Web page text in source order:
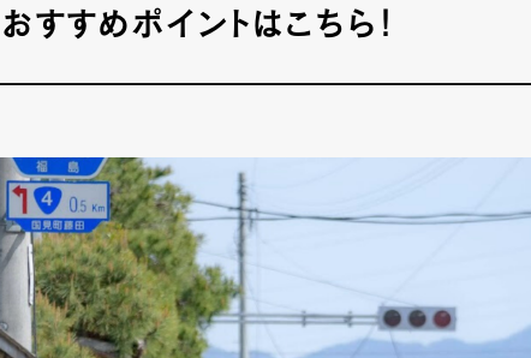
すすめポイントはこちら！